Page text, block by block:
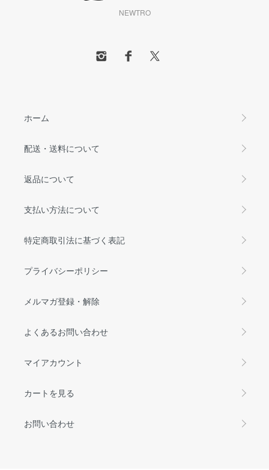
NEWTRO
ホーム
配送・送料について
返品について
支払い方法について
特定商取引法に基づく表記
プライバシーポリシー
メルマガ登録・解除
よくあるお問い合わせ
マイアカウント
カートを見る
お問い合わせ